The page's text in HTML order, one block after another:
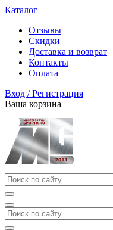
Каталог
Отзывы
Скидки
Доставка и возврат
Контакты
Оплата
Вход / Регистрация
Ваша корзина